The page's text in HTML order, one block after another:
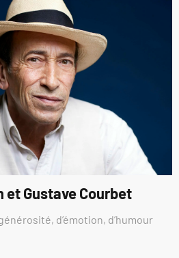
et Gustave Courbet
d’émotion, d’humour